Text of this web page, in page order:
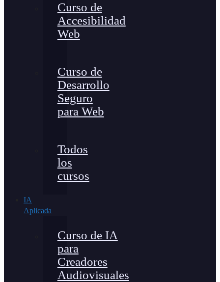
Curso de
Accesibilidad
Web
Curso de
Desarrollo
Seguro
para Web
Todos
los
cursos
IA
Aplicada
Curso de IA
para
Creadores
Audiovisuales